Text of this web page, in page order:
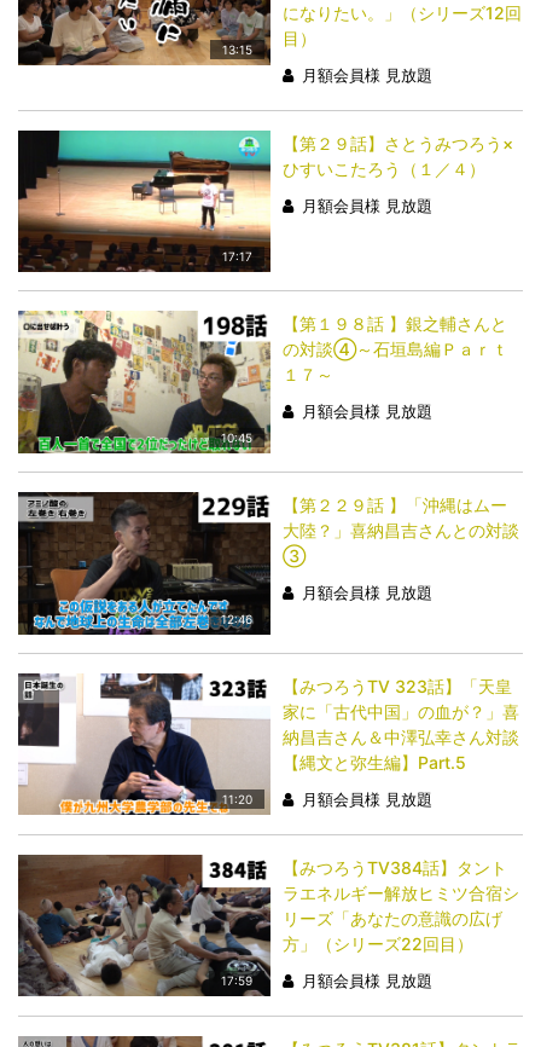
13:15
になりたい。」（シリーズ12回
目）
月額会員様 見放題
17:17
【第２９話】さとうみつろう×
ひすいこたろう（１／４）
月額会員様 見放題
10:45
【第１９８話 】銀之輔さんと
の対談④～石垣島編Ｐａｒｔ
１７～
月額会員様 見放題
12:46
【第２２９話 】「沖縄はムー
大陸？」喜納昌吉さんとの対談
③
月額会員様 見放題
11:20
【みつろうTV 323話】「天皇
家に「古代中国」の血が？」喜
納昌吉さん＆中澤弘幸さん対談
【縄文と弥生編】Part.5
月額会員様 見放題
17:59
【みつろうTV384話】タント
ラエネルギー解放ヒミツ合宿シ
リーズ「あなたの意識の広げ
方」（シリーズ22回目）
月額会員様 見放題